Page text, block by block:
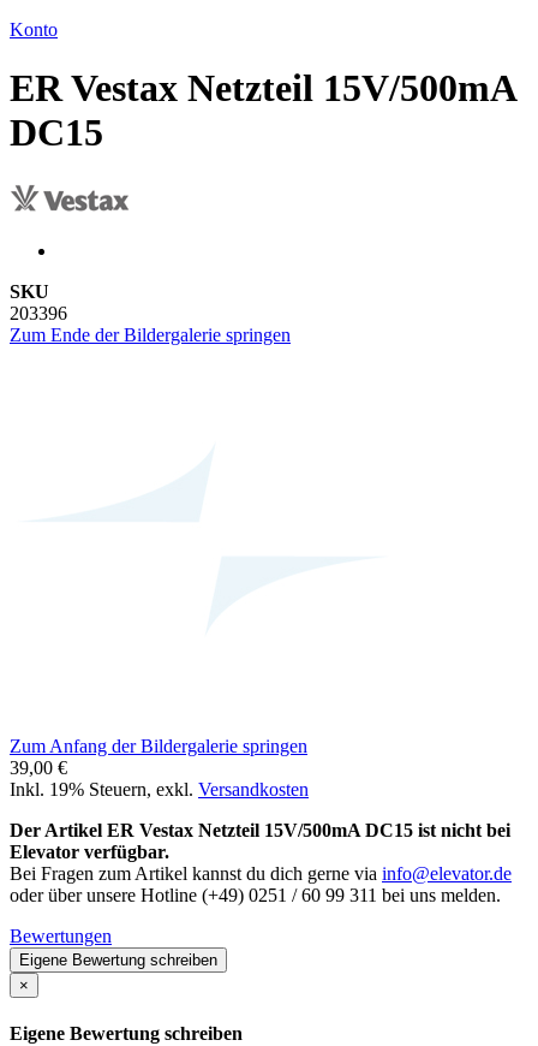
Konto
ER Vestax Netzteil 15V/500mA
DC15
SKU
203396
Zum Ende der Bildergalerie springen
Zum Anfang der Bildergalerie springen
39,00 €
Inkl. 19% Steuern, exkl. Versandkosten
Der Artikel ER Vestax Netzteil 15V/500mA DC15 ist nicht bei
Elevator verfügbar.
Bei Fragen zum Artikel kannst du dich gerne via info@elevator.de
oder über unsere Hotline (+49) 0251 / 60 99 311 bei uns melden.
Bewertungen
Eigene Bewertung schreiben
×
Eigene Bewertung schreiben